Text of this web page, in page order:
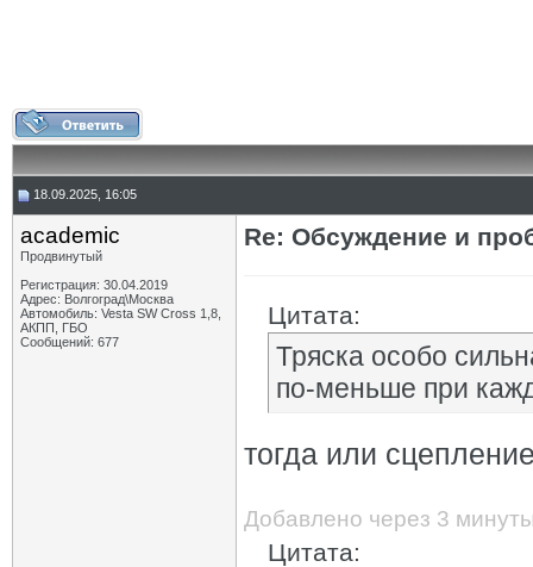
18.09.2025, 16:05
academic
Продвинутый
Регистрация: 30.04.2019
Адрес: Волгоград\Москва
Автомобиль: Vesta SW Cross 1,8,
АКПП, ГБО
Сообщений: 677
Re: Обсуждение и
Цитата:
Тряска особо
по-меньше при
тогда или
Добавлено через 3
Цитата: